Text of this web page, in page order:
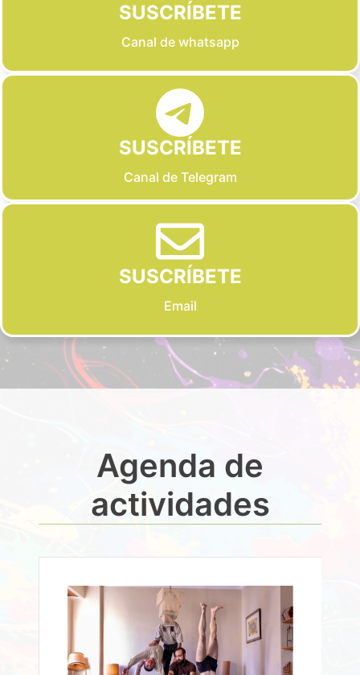
SUSCRÍBETE
Canal de whatsapp
SUSCRÍBETE
Canal de Telegram
SUSCRÍBETE
Email
Agenda de
actividades